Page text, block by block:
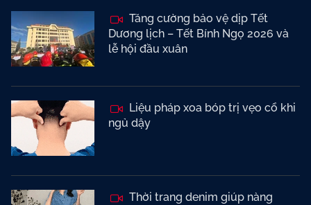
Tăng cường bảo vệ dịp Tết
Dương lịch – Tết Bính Ngọ 2026 và
lễ hội đầu xuân
Liệu pháp xoa bóp trị vẹo cổ khi
ngủ dậy
Thời trang denim giúp nàng